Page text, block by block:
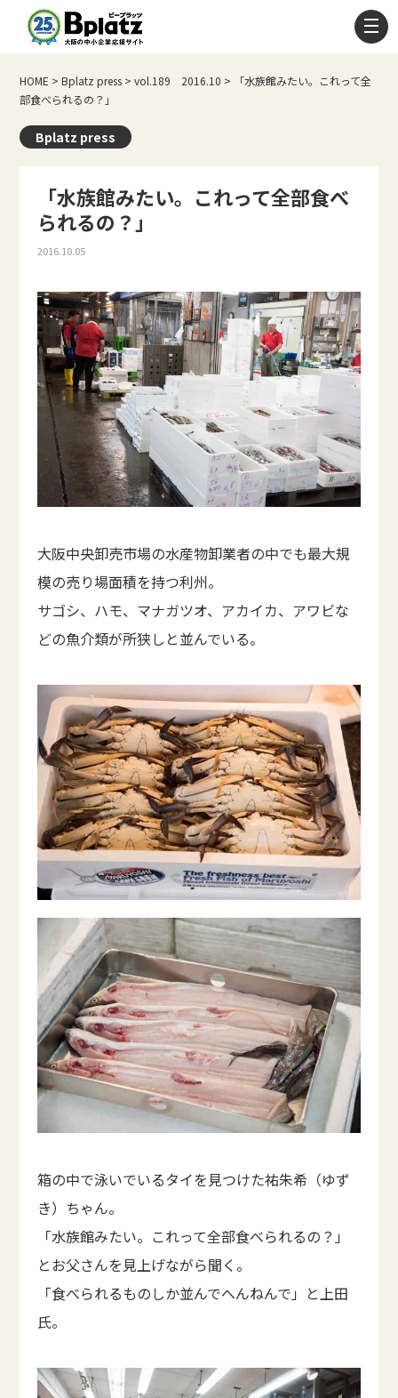
HOME >Bplatz press >vol.189 2016.10 >
「水族館みたい。これって全
部食べられるの？」
Bplatz press
「水族館みたい。これって全部食べ
られるの？」
2016.10.05
大阪中央卸売市場の水産物卸業者の中でも最大規
模の売り場面積を持つ利州。
サゴシ、ハモ、マナガツオ、アカイカ、アワビな
どの魚介類が所狭しと並んでいる。
箱の中で泳いでいるタイを見つけた祐朱希（ゆず
き）ちゃん。
「水族館みたい。これって全部食べられるの？」
とお父さんを見上げながら聞く。
「食べられるものしか並んでへんねんで」と上田
氏。